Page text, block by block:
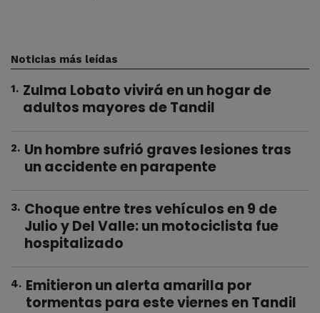
Noticias más leídas
1. Zulma Lobato vivirá en un hogar de
adultos mayores de Tandil
2. Un hombre sufrió graves lesiones tras
un accidente en parapente
3. Choque entre tres vehículos en 9 de
Julio y Del Valle: un motociclista fue
hospitalizado
4. Emitieron un alerta amarilla por
tormentas para este viernes en Tandil